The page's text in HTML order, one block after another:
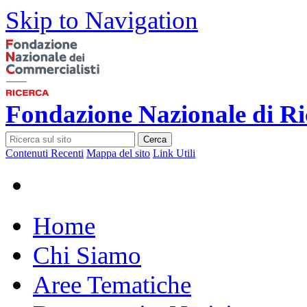
Skip to Navigation
Fondazione Nazionale di
Cerca
Contenuti Recenti Mappa del sito Link Utili
Home
Chi Siamo
Aree Tematiche